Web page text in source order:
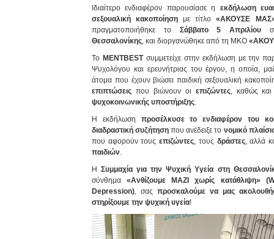
Ιδιαίτερο ενδιαφέρον παρουσίασε η εκδήλωση
σεξουαλική κακοποίηση με τίτλο«ΑΚΟΥΣΕ
πραγματοποιήθηκε το Σάββατο 5 Απριλίου
Θεσσαλονίκης, και διοργανώθηκε από τη ΜΚΟ
Το MENTBESTσυμμετείχε στην εκδήλωση με την
Ψυχολόγου και ερευνήτριας του έργου, η οποία,
άτομα που έχουν βιώσει παιδική σεξουαλική
επιπτώσεις που βιώνουν οι επιζώντες, καθώς
ψυχοκοινωνικής υποστήριξης.
Η εκδήλωση προσέλκυσε το ενδιαφέρον του
διαδραστική συζήτηση που ανέδειξε το νομικό
που αφορούν τουςεπιζώντες, τους δράστες, αλλά
παιδιών.
ΗΣυμμαχία για την Ψυχική Υγεία στη
σύνθημα«Ανθίζουμε ΜΑΖΙ χωρίς κατάθλιψη»
Depression), σας προσκαλούμε να μας
στηρίξουμε την ψυχική υγεία!